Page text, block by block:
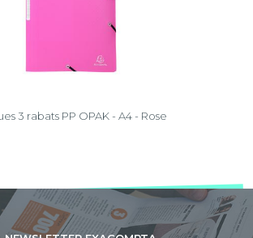
3 rabats PP OPAK - A4 - Rose